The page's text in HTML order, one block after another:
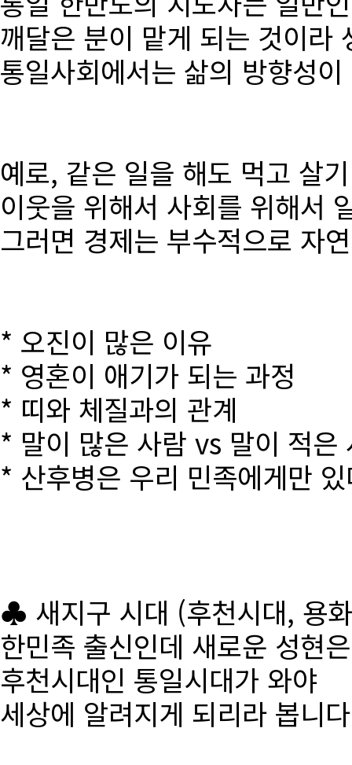
깨달은 분이 맡게 되는 것이라
통일사회에서는 삶의 방향성
예로, 같은 일을 해도 먹고 살
이웃을 위해서 사회를 위해서
그러면 경제는 부수적으로 자
* 오진이 많은 이유
* 영혼이 애기가 되는 과정
* 띠와 체질과의 관계
* 말이 많은 사람 vs 말이 적은
* 산후병은 우리 민족에게만
♣ 새지구 시대 (후천시대, 용
한민족 출신인데 새로운 성현
후천시대인 통일시대가 와야
세상에 알려지게 되리라 봅니